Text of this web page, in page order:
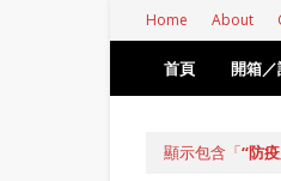
Home About
首頁 開箱
顯示包含「 防